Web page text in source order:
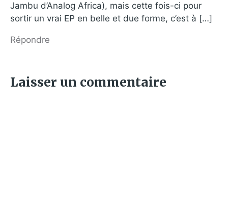
Jambu d’Analog Africa), mais cette fois-ci pour
sortir un vrai EP en belle et due forme, c’est à […]
Répondre
Laisser un commentaire